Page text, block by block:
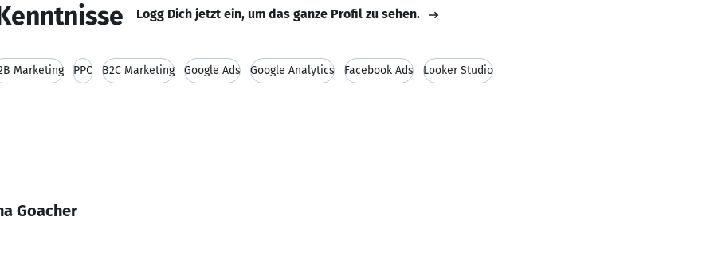
Logg Dich jetzt ein, um das ganze Profil zu sehen.
Marketing PPC B2C Marketing Google Ads Google Analytics Facebook Ads Looker Studio
Goacher